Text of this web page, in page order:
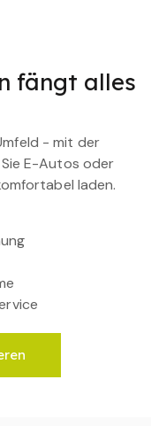
fängt alles
- mit der
E-Autos oder
laden.